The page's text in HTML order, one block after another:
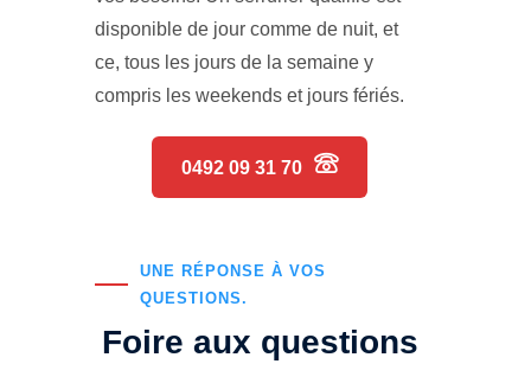
disponible de jour comme de nuit, et
ce, tous les jours de la semaine y
compris les weekends et jours fériés.
0492 09 31 70
UNE RÉPONSE À VOS
QUESTIONS.
Foire aux questions